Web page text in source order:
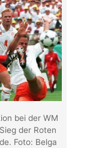
bei der WM
der Roten
Foto: Belga